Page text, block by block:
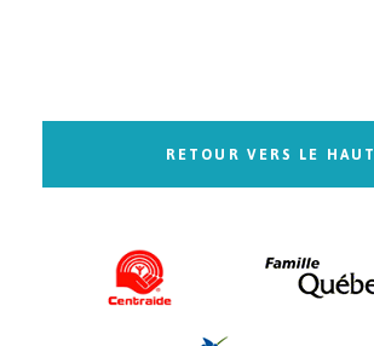
RETOUR VERS LE HAUT